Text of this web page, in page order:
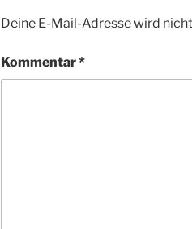
Deine E-Mail-Adresse wird
Kommentar*